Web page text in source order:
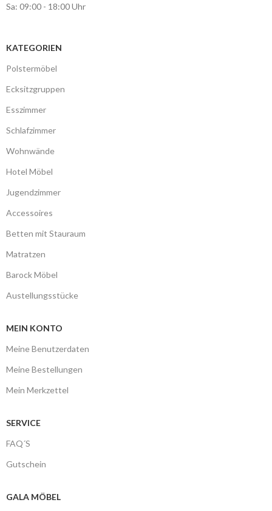
Sa: 09:00 - 18:00 Uhr
KATEGORIEN
Polstermöbel
Ecksitzgruppen
Esszimmer
Schlafzimmer
Wohnwände
Hotel Möbel
Jugendzimmer
Accessoires
Betten mit Stauraum
Matratzen
Barock Möbel
Austellungsstücke
MEIN KONTO
Meine Benutzerdaten
Meine Bestellungen
Mein Merkzettel
SERVICE
FAQ´S
Gutschein
GALA MÖBEL